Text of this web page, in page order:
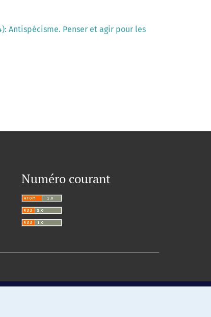
Antispécisme. Penser et agir pour les
Numéro courant